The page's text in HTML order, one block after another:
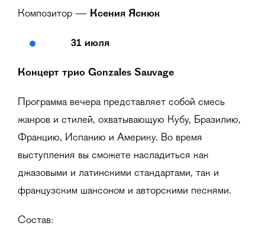
Композитор — Ксения Яснюк
31 июля
Концерт трио Gonzales Sauvage
Программа вечера представляет собой смесь
жанров и стилей, охватывающую Кубу, Бразилию,
Францию, Испанию и Америку. Во время
выступления вы сможете насладиться как
джазовыми и латинскими стандартами, так и
французским шансоном и авторскими песнями.
Состав: